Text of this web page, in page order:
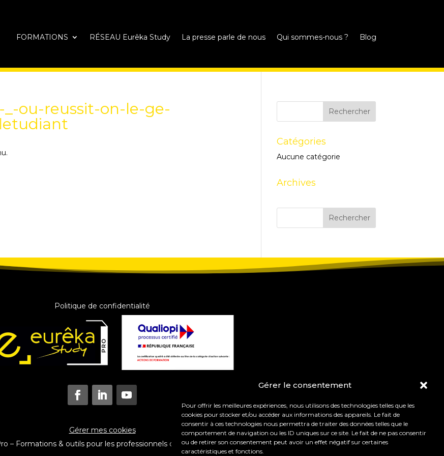
Gérer le consentement
Pour offrir les meilleures expériences, nous utilisons des technologies telles que les
cookies pour stocker et/ou accéder aux informations des appareils. Le fait de
consentir à ces technologies nous permettra de traiter des données telles que le
comportement de navigation ou les ID uniques sur ce site. Le fait de ne pas consentir
ou de retirer son consentement peut avoir un effet négatif sur certaines
caractéristiques et fonctions.
FORMATIONS RÉSEAU Eurêka Study La presse parle de nous Qui sommes-nous ? Blog
ou-reussit-on-le-ge-
Catégories
Aucune catégorie
Archives
Politique de confidentialité
Gérer mes cookies
– Formations & outils pour les professionnels du coaching et de l’orientation.Mentions légales